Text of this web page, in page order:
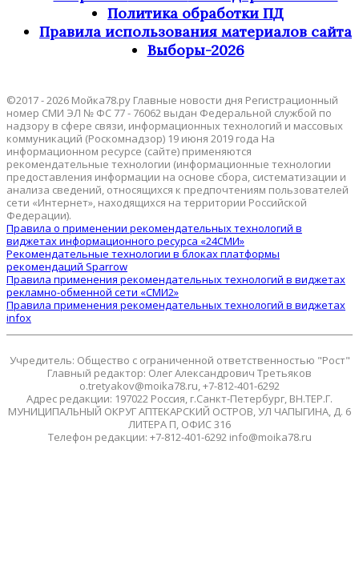
Политика обработки ПД
Правила использования материалов сайта
Выборы-2026
©2017 - 2026 Мойка78.ру Главные новости дня Регистрационный
номер СМИ ЭЛ № ФС 77 - 76062 выдан Федеральной службой по
надзору в сфере связи, информационных технологий и массовых
коммуникаций (Роскомнадзор) 19 июня 2019 года На
информационном ресурсе (сайте) применяются
рекомендательные технологии (информационные технологии
предоставления информации на основе сбора, систематизации и
анализа сведений, относящихся к предпочтениям пользователей
сети «Интернет», находящихся на территории Российской
Федерации).
Правила о применении рекомендательных технологий в
виджетах информационного ресурса «24СМИ»
Рекомендательные технологии в блоках платформы
рекомендаций Sparrow
Правила применения рекомендательных технологий в виджетах
рекламно-обменной сети «СМИ2»
Правила применения рекомендательных технологий в виджетах
infox
Учредитель: Общество с ограниченной ответственностью "Рост"
Главный редактор: Олег Александрович Третьяков
o.tretyakov@moika78.ru, +7-812-401-6292
Адрес редакции: 197022 Россия, г.Санкт-Петербург, ВН.ТЕР.Г.
МУНИЦИПАЛЬНЫЙ ОКРУГ АПТЕКАРСКИЙ ОСТРОВ, УЛ ЧАПЫГИНА, Д. 6
ЛИТЕРА П, ОФИС 316
Телефон редакции: +7-812-401-6292 info@moika78.ru